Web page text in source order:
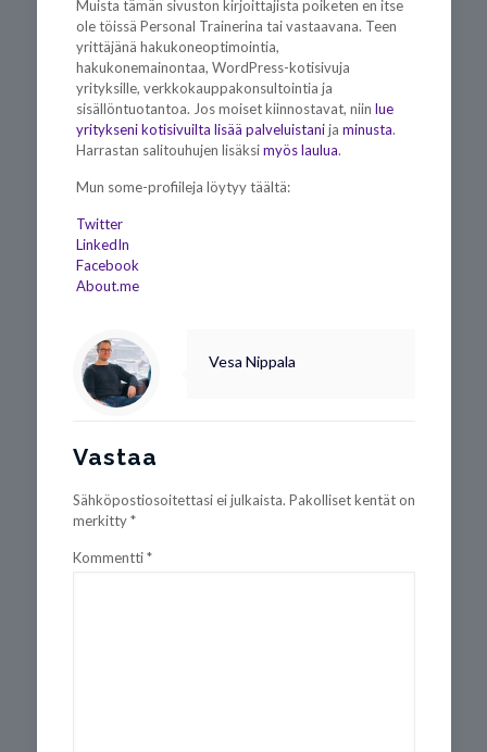
Muista tämän sivuston kirjoittajista poiketen en itse
ole töissä Personal Trainerina tai vastaavana. Teen
yrittäjänä hakukoneoptimointia,
hakukonemainontaa, WordPress-kotisivuja
yrityksille, verkkokauppakonsultointia ja
sisällöntuotantoa. Jos moiset kiinnostavat, niin lue
yritykseni kotisivuilta lisää palveluistanija minusta.
Harrastan salitouhujen lisäksimyös laulua.
Mun some-profiileja löytyy täältä:
Twitter
LinkedIn
Facebook
About.me
Vesa Nippala
Vastaa
Sähköpostiosoitettasi ei julkaista. Pakolliset kentät on
merkitty*
Kommentti*